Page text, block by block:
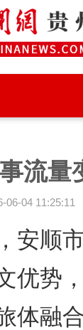
流量
06-04 11:25:11
顺市
优势
体融